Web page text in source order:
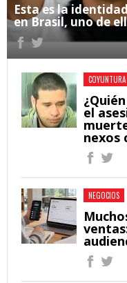
Esta es la
en Brasil, uno de
COYUNTURA
el
nexos
NEGOCIOS